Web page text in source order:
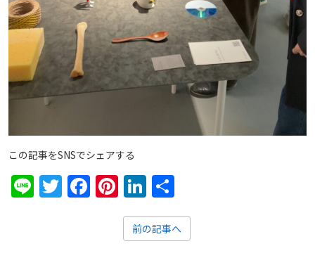
この記事をSNSでシェアする
LineTwitter
Facebook
Pinterest
LinkedIn
有
前の記事へ